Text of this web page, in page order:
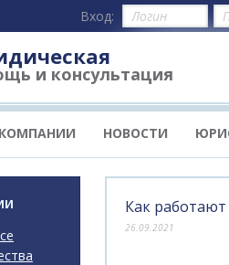
Вход:
и консультация
КОМПАНИИ НОВОСТИ
Как
26.09.2021